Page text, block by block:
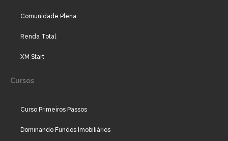
Comunidade Plena
Renda Total
XM Start
Cursos
Curso Primeiros Passos
Dominando Fundos Imobiliários